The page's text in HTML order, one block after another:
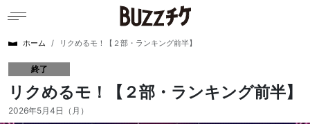
ホーム リクめるモ！【２部・ランキング前半】
終了
リクめるモ！【２部・ランキング前半】
2026年5月4日（月）